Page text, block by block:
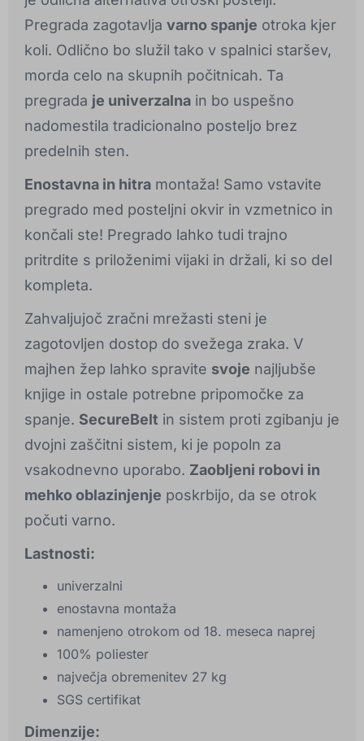
Pregrada zagotavlja varno spanje otroka kjer
koli. Odlično bo služil tako v spalnici staršev,
morda celo na skupnih počitnicah. Ta
pregrada je univerzalna in bo uspešno
nadomestila tradicionalno posteljo brez
predelnih sten.
Enostavna in hitra montaža! Samo vstavite
pregrado med posteljni okvir in vzmetnico in
končali ste! Pregrado lahko tudi trajno
pritrdite s priloženimi vijaki in držali, ki so del
kompleta.
Zahvaljujoč zračni mrežasti steni je
zagotovljen dostop do svežega zraka. V
majhen žep lahko spravite svoje najljubše
knjige in ostale potrebne pripomočke za
spanje. SecureBelt in sistem proti zgibanju je
dvojni zaščitni sistem, ki je popoln za
vsakodnevno uporabo. Zaobljeni robovi in
mehko oblazinjenje poskrbijo, da se otrok
počuti varno.
Lastnosti:
univerzalni
enostavna montaža
namenjeno otrokom od 18. meseca naprej
100% poliester
največja obremenitev 27 kg
SGS certifikat
Dimenzije: